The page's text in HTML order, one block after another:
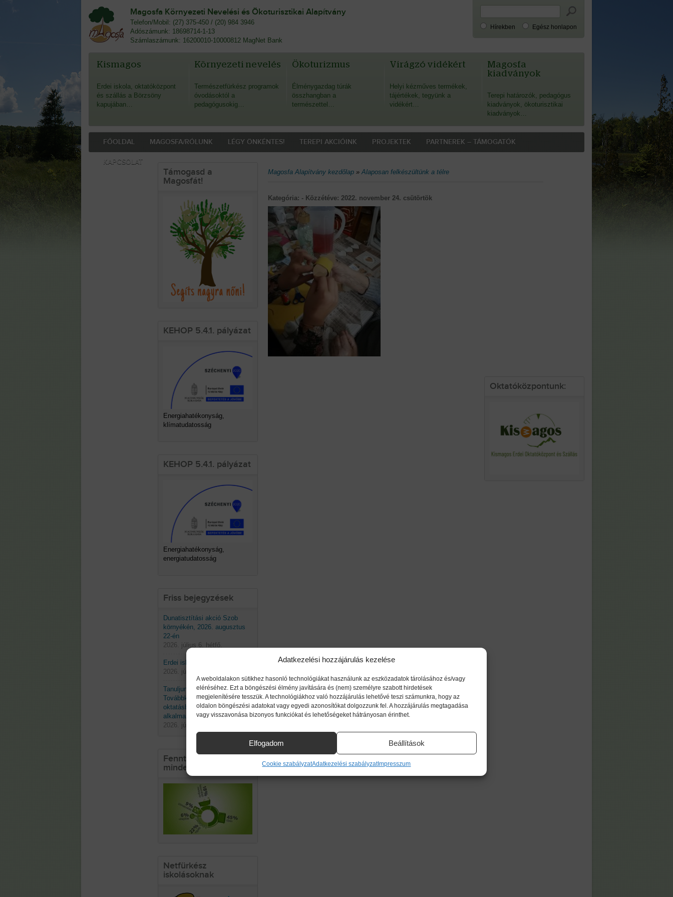
Adatkezelési hozzájárulás kezelése
A weboldalakon sütikhez hasonló technológiákat használunk az eszközadatok tárolásához és/vagy
eléréséhez. Ezt a böngészési élmény javítására és (nem) személyre szabott hirdetések
megjelenítésére tesszük. A technológiákhoz való hozzájárulás lehetővé teszi számunkra, hogy az
oldalon böngészési adatokat vagy egyedi azonosítókat dolgozzunk fel. A hozzájárulás megtagadása
vagy visszavonása bizonyos funkciókat és lehetőségeket hátrányosan érinthet.
Elfogadom Beállítások
Cookie szabályzatAdatkezelési szabályzatImpresszum
Magosfa Környezeti Nevelési és Ökoturisztikai Alapítvány
Telefon/Mobil: (27) 375-450 / (20) 984 3946
Adószámunk: 18698714-1-13
Számlaszámunk: 16200010-10000812 MagNet Bank
Hírekben Egész honlapon
Kismagos
Erdei iskola, oktatóközpont
és szállás a Börzsöny
kapujában…
Környezeti nevelés
Természetfürkész programok
óvodásoktól a
pedagógusokig…
Ökoturizmus
Élménygazdag túrák
összhangban a
természettel…
Virágzó vidékért
Helyi kézműves termékek,
tájértékek, tegyünk a
vidékért…
Magosfa
kiadványok
Terepi határozók, pedagógus
kiadványok, ökoturisztikai
kiadványok…
FŐOLDAL MAGOSFA/RÓLUNK LÉGY ÖNKÉNTES! TEREPI AKCIÓINK PROJEKTEK PARTNEREK – TÁMOGATÓK
KAPCSOLAT
Támogasd a
Magosfát!
KEHOP 5.4.1. pályázat
Energiahatékonyság,
klímatudatosság
KEHOP 5.4.1. pályázat
Energiahatékonyság,
energiatudatosság
Friss bejegyzések
Dunatisztítási akció Szob
környékén, 2026. augusztus
22-én
2026. július 6. hétfő.
Erdei iskolák 2026 tavaszán
2026. június 29. hétfő.
Tanuljunk a természettől!
Továbbképzés a biomimikri
oktatásban való
alkalmazásáról
2026. június 19. péntek.
Fenntarthatóság a
mindennapokban
Netfürkész
iskolásoknak
Magosfa Alapítvány kezdőlap »Alaposan felkészültünk a télre
Kategória: - Közzétéve: 2022. november 24. csütörtök
Oktatóközpontunk: